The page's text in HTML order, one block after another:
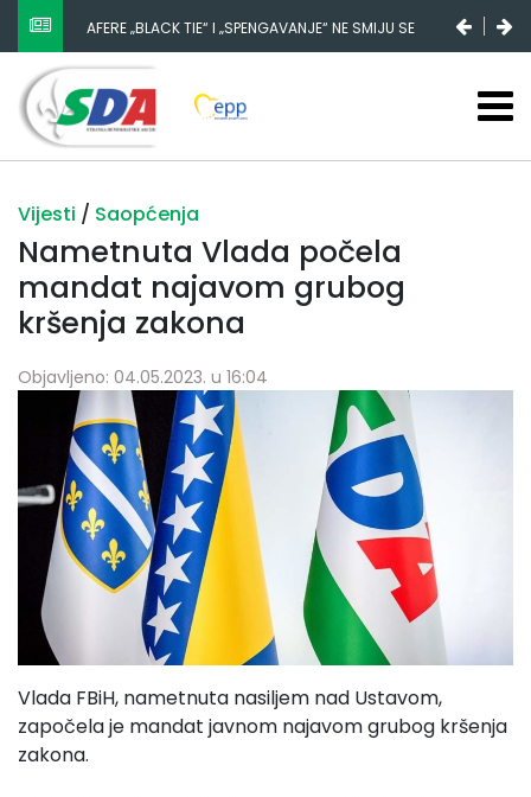
AFERE „BLACK TIE“ I „SPENGAVANJE“ NE SMIJU SE
ZATAŠKATI
Vijesti / Saopćenja
Nametnuta Vlada počela
mandat najavom grubog
kršenja zakona
Objavljeno: 04.05.2023. u 16:04
Vlada FBiH, nametnuta nasiljem nad Ustavom,
započela je mandat javnom najavom grubog kršenja
zakona.